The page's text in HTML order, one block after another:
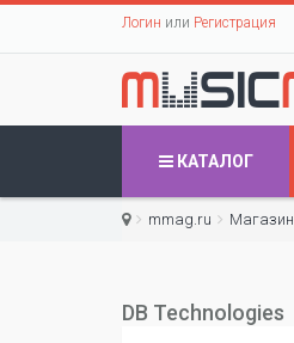
Логин или Регистрация
КАТАЛОГ
mmag.ru Магазин
DB Technologies